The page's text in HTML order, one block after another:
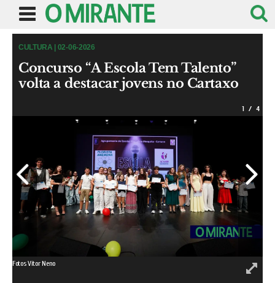
CULTURA | 02-06-2026
Concurso “A Escola Tem Talento”
volta a destacar jovens no Cartaxo
1 / 4
Fotos Vitor Neno